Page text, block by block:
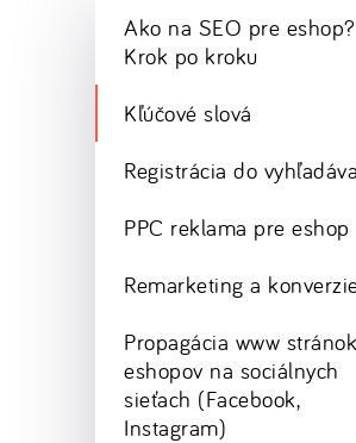
Ako na SEO pre eshop?
Krok po kroku
Kľúčové slová
Registrácia do
PPC reklama pre eshop
Remarketing a
Propagácia www
eshopov na sociálnych
sieťach (Facebook,
Instagram)